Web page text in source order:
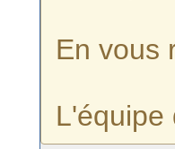
En vous
L'équipe